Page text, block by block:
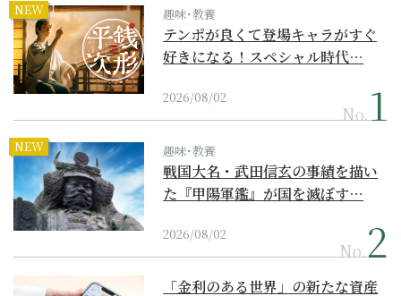
NEW 趣味･教養
テンポが良くて登場キャラがすぐ
好きになる！スペシャル時代…
2026/08/02
No.
NEW 趣味･教養
戦国大名・武田信玄の事績を描い
た『甲陽軍鑑』が国を滅ぼす…
2026/08/02
No.
「金利のある世界」の新たな資産